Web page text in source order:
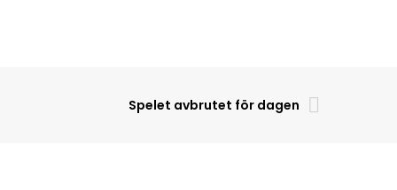
Spelet avbrutet för dagen